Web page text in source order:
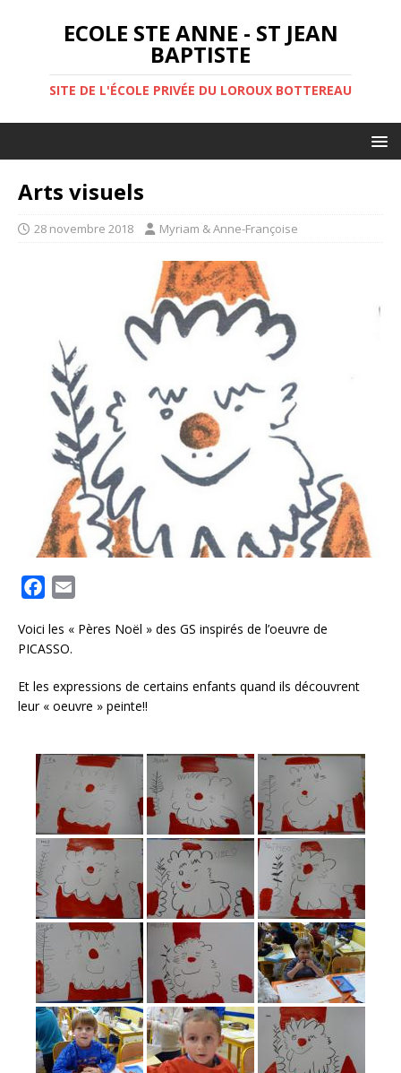
ECOLE STE ANNE - ST JEAN
BAPTISTE
SITE DE L'ÉCOLE PRIVÉE DU LOROUX BOTTEREAU
Arts visuels
28 novembre 2018 Myriam & Anne-Françoise
c
e
b
o
k
a
l
Voici les « Pères Noël » des GS inspirés de l’oeuvre de
PICASSO.
Et les expressions de certains enfants quand ils découvrent
leur « oeuvre » peinte!!